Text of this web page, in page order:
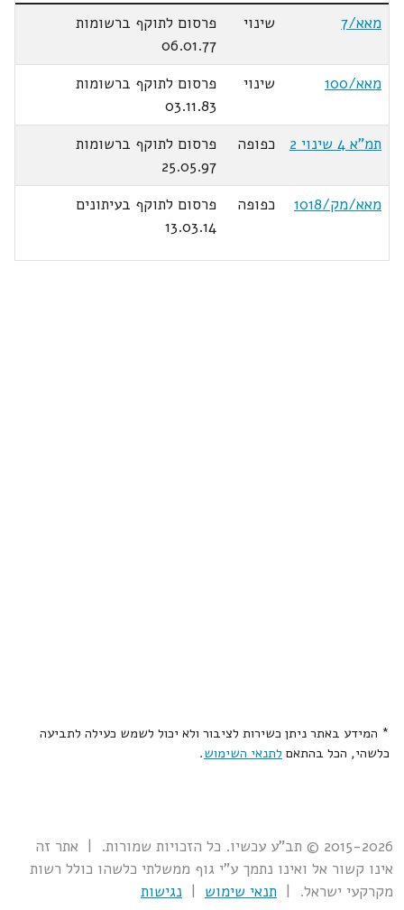
מאא/7
שינוי
פרסום לתוקף ברשומות
06.01.77
מאא/100
שינוי
פרסום לתוקף ברשומות
03.11.83
תמ"א 4 שינוי 2
כפופה
פרסום לתוקף ברשומות
25.05.97
מאא/מק/1018
כפופה
פרסום לתוקף בעיתונים
13.03.14
* המידע באתר ניתן כשירות לציבור ולא יכול לשמש כעילה לתביעה
כלשהי, הכל בהתאם לתנאי השימוש.
2015-2026 © תב"ע עכשיו. כל הזכויות שמורות. | אתר זה
אינו קשור אל ואינו נתמך ע"י גוף ממשלתי כלשהו כולל רשות
מקרקעי ישראל. | תנאי שימוש | נגישות